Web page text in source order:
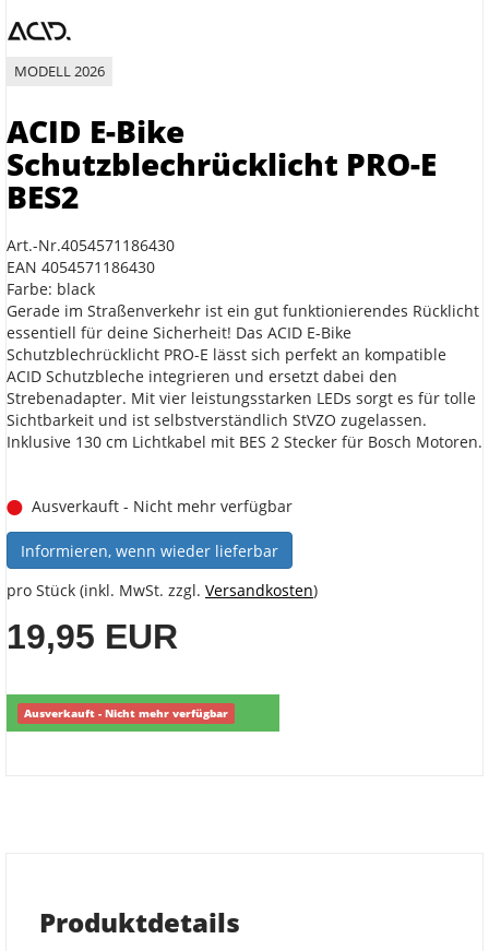
MODELL 2026
ACID E-Bike
Schutzblechrücklicht PRO-E
BES2
Art.-Nr.4054571186430
EAN 4054571186430
Farbe: black
Gerade im Straßenverkehr ist ein gut funktionierendes Rücklicht
essentiell für deine Sicherheit! Das ACID E-Bike
Schutzblechrücklicht PRO-E lässt sich perfekt an kompatible
ACID Schutzbleche integrieren und ersetzt dabei den
Strebenadapter. Mit vier leistungsstarken LEDs sorgt es für tolle
Sichtbarkeit und ist selbstverständlich StVZO zugelassen.
Inklusive 130 cm Lichtkabel mit BES 2 Stecker für Bosch Motoren.
Ausverkauft - Nicht mehr verfügbar
Informieren, wenn wieder lieferbar
pro Stück (inkl. MwSt. zzgl. Versandkosten)
19,95 EUR
Ausverkauft - Nicht mehr verfügbar
Produktdetails